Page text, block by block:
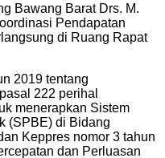
Bawang Barat Drs. M.
Pendapatan
di Ruang Rapat
2019 tentang
222 perihal
menerapkan Sistem
(SPBE) di Bidang
Keppres nomor 3 tahun
dan Perluasan